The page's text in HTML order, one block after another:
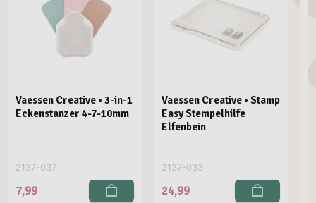
Vaessen Creative • 3-in-1
Eckenstanzer 4-7-10mm
2137-037
7,99
Vaessen Creative • Stamp
Easy Stempelhilfe
Elfenbein
2137-033
24,99